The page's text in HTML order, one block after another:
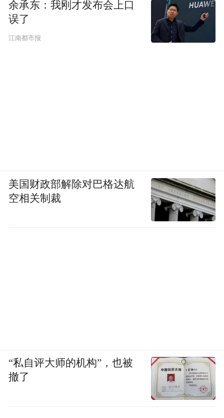
余承东：我刚才发布会上口
误了
江南都市报
美国财政部解除对巴格达航
空相关制裁
“私自评大师的机构”，也被
撤了